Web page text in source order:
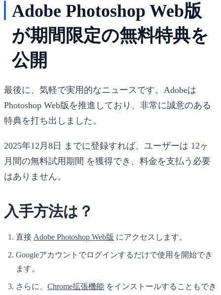
Adobe Photoshop Web版
が期間限定の無料特典を
公開
最後に、気軽で実用的なニュースです。Adobeは
Photoshop Web版を推進しており、非常に誠意のある
特典を打ち出しました。
2025年12月8日 までに登録すれば、ユーザーは 12ヶ
月間の無料試用期間 を獲得でき、料金を支払う必要
はありません。
入手方法は？
直接 Adobe Photoshop Web版 にアクセスします。
Googleアカウントでログインするだけで使用を開始でき
ます。
さらに、 Chrome拡張機能 をインストールすることもでき